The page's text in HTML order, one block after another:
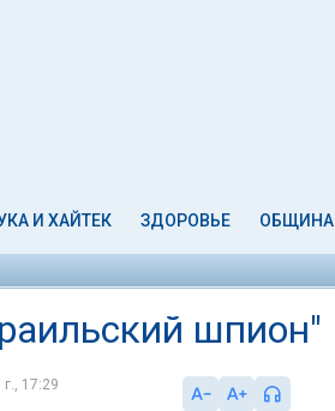
И ХАЙТЕК ЗДОРОВЬЕ ОБЩИНА
шпион"
17:29